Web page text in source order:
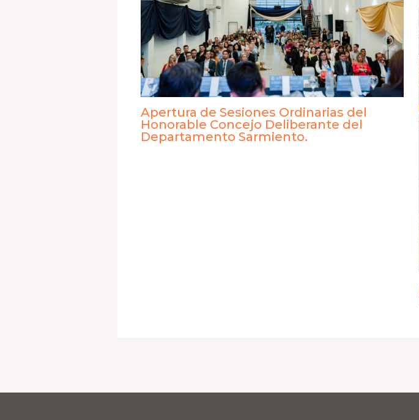
Apertura de Sesiones Ordinarias del
Honorable Concejo Deliberante del
Departamento Sarmiento.